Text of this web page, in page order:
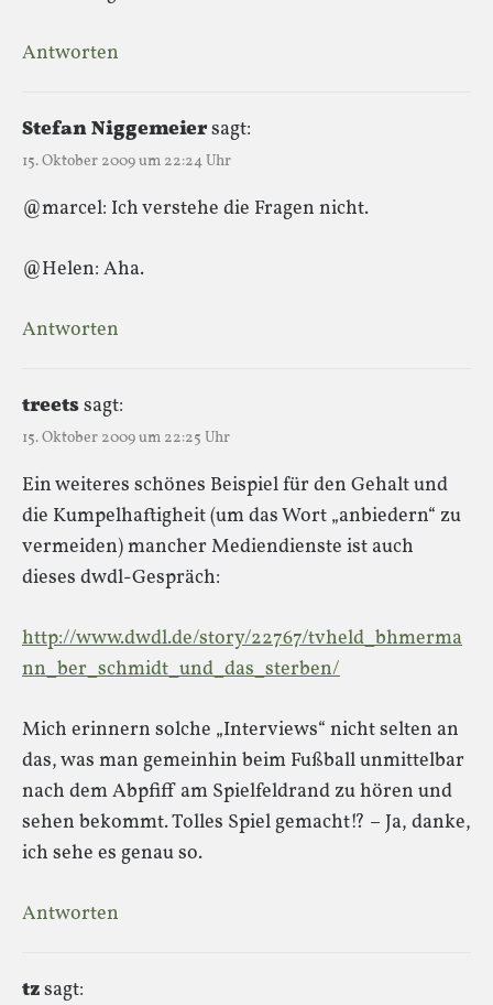
Antworten
Stefan Niggemeiersagt:
15. Oktober 2009 um 22:24 Uhr
@marcel: Ich verstehe die Fragen nicht.
@Helen: Aha.
Antworten
treetssagt:
15. Oktober 2009 um 22:25 Uhr
Ein weiteres schönes Beispiel für den Gehalt und
die Kumpelhaftigheit (um das Wort „anbiedern“ zu
vermeiden) mancher Mediendienste ist auch
dieses dwdl-Gespräch:
http://www.dwdl.de/story/22767/tvheld_bhmerma
nn_ber_schmidt_und_das_sterben/
Mich erinnern solche „Interviews“ nicht selten an
das, was man gemeinhin beim Fußball unmittelbar
nach dem Abpfiff am Spielfeldrand zu hören und
sehen bekommt. Tolles Spiel gemacht!? – Ja, danke,
ich sehe es genau so.
Antworten
tzsagt: